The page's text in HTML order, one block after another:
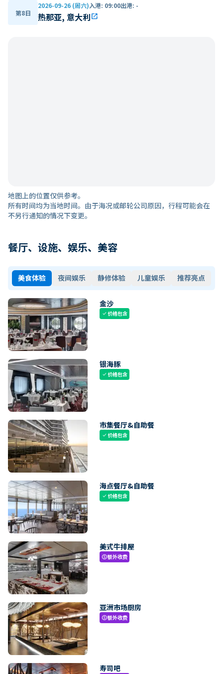
第8日
2026-09-26 (周六)入港: 09:00出港: -
热那亚, 意大利open_in_new
地图上的位置仅供参考。
所有时间均为当地时间。由于海况或邮轮公司原因，行程可能会在
不另行通知的情况下变更。
餐厅、设施、娱乐、美容
美食体验 夜间娱乐 静修体验 儿童娱乐 推荐亮点
金沙
check价格包含
银海豚
check价格包含
市集餐厅&自助餐
check价格包含
海点餐厅&自助餐
check价格包含
美式牛排屋
paid额外收费
亚洲市场厨房
paid额外收费
寿司吧